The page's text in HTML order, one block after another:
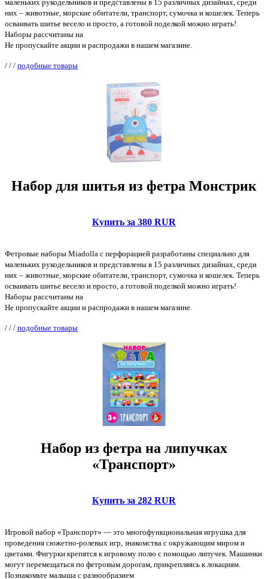
маленьких рукодельников и представлены в 15 различных дизайнах, среди
них – животные, морские обитатели, транспорт, сумочка и кошелек. Теперь
осваивать шитье весело и просто, а готовой поделкой можно играть!
Наборы рассчитаны на
Не пропускайте акции и распродажи в нашем магазине.
/ / / подобные товары
Набор для шитья из фетра Монстрик
Купить за 380 RUR
Фетровые наборы Miadolla с перфорацией разработаны специально для
маленьких рукодельников и представлены в 15 различных дизайнах, среди
них – животные, морские обитатели, транспорт, сумочка и кошелек. Теперь
осваивать шитье весело и просто, а готовой поделкой можно играть!
Наборы рассчитаны на
Не пропускайте акции и распродажи в нашем магазине.
/ / / подобные товары
Набор из фетра на липучках
«Транспорт»
Купить за 282 RUR
Игровой набор «Транспорт» — это многофункциональная игрушка для
проведения сюжетно-ролевых игр, знакомства с окружающим миром и
цветами. Фигурки крепятся к игровому полю с помощью липучек. Машинки
могут перемещаться по фетровым дорогам, прикрепляясь к локациям.
Познакомьте малыша с разнообразием